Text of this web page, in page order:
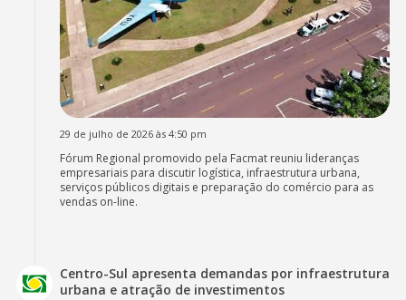
29 de julho de 2026 às 4:50 pm
Fórum Regional promovido pela Facmat reuniu lideranças
empresariais para discutir logística, infraestrutura urbana,
serviços públicos digitais e preparação do comércio para as
vendas on-line.
Centro-Sul apresenta demandas por infraestrutura
urbana e atração de investimentos